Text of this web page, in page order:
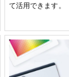
て活用できます。